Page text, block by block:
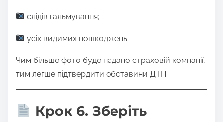
слідів гальмування;
усіх видимих пошкоджень.
Чим більше фото буде надано страховій компанії,
тим легше підтвердити обставини ДТП.
Крок 6. Зберіть